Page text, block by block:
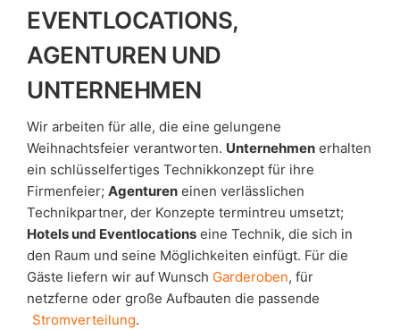
EVENTLOCATIONS,
AGENTUREN UND
UNTERNEHMEN
Wir arbeiten für alle, die eine gelungene
Weihnachtsfeier verantworten. Unternehmen erhalten
ein schlüsselfertiges Technikkonzept für ihre
Firmenfeier; Agenturen einen verlässlichen
Technikpartner, der Konzepte termintreu umsetzt;
Hotels und Eventlocations eine Technik, die sich in
den Raum und seine Möglichkeiten einfügt. Für die
Gäste liefern wir auf Wunsch Garderoben, für
netzferne oder große Aufbauten die passende
Stromverteilung.